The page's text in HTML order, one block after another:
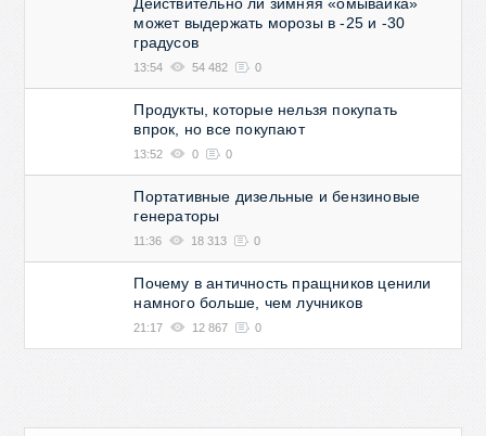
может выдержать морозы в -25 и -30
градусов
13:54 54 482 0
Продукты, которые нельзя покупать
впрок, но все покупают
13:52 0 0
Портативные дизельные и бензиновые
генераторы
11:36 18 313 0
Почему в античность пращников ценили
намного больше, чем лучников
21:17 12 867 0